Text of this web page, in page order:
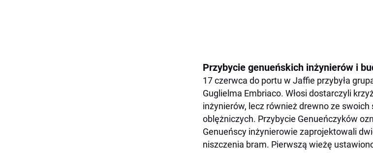
Przybycie genueńskich inżynierów i
17 czerwca do portu w Jaffie przybyła
Guglielma Embriaco. Włosi dostarczyli
inżynierów, lecz również drewno ze
oblężniczych. Przybycie Genueńczyków
Genueńscy inżynierowie zaprojektowali
niszczenia bram. Pierwszą wieżę